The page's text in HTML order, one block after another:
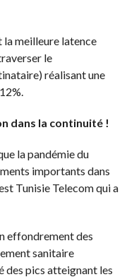
la meilleure latence
le
réalisant une
dans la continuité !
la pandémie du
importants dans
Tunisie Telecom qui a
effondrement des
sanitaire
des pics atteignant les